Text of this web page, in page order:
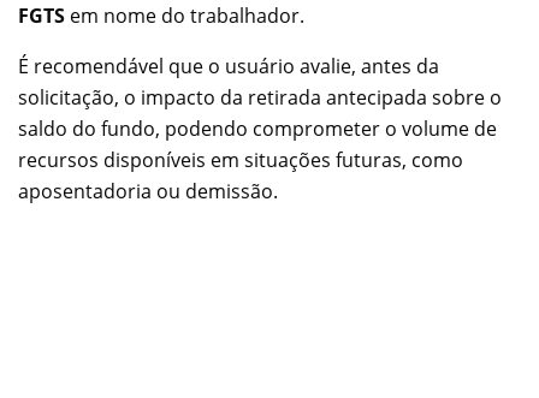
FGTS em nome do trabalhador.
É recomendável que o usuário avalie, antes da
solicitação, o impacto da retirada antecipada sobre o
saldo do fundo, podendo comprometer o volume de
recursos disponíveis em situações futuras, como
aposentadoria ou demissão.